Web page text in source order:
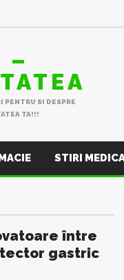
–
PENTRU SI DESPRE
TA!!!
STIRI
între
gastric